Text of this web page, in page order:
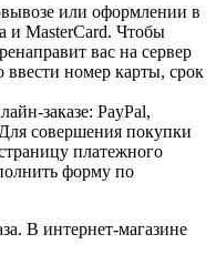
или оформлении в
и MasterCard. Чтобы
вас на сервер
номер карты, срок
заказе: PayPal,
совершения покупки
платежного
форму по
В интернет-магазине